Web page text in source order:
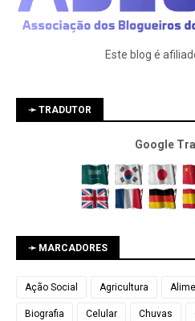
Este blog é
➛ TRADUTOR
Google
➛ MARCADORES
Ação Social Agricultura
Biografia Celular Chuvas